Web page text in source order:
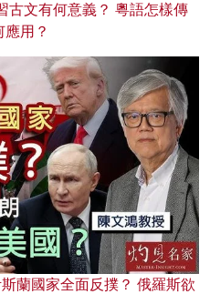
古文有何意義？ 粵語怎樣傳
用？
蘭國家全面反撲？ 俄羅斯欲